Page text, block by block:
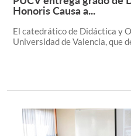
Honoris Causa a...
El catedrático de Didáctica y
Universidad de Valencia, que